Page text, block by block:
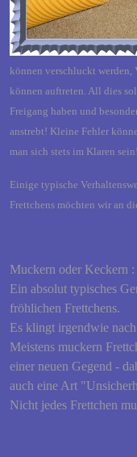
können verschluckt
können auftreten. All dies
Freigang haben und
anstrebt! Kleine Fehler
man sich stets im Klaren sein!
Einige typische
Frettchens möchten wir an
Muckern oder Keckern :
Ein absolut typisches
fröhlichen Frettchens.
Es klingt irgendwie
Meistens muckern
einer neuen Gegend -
auch eine Art
Nicht jedes Frettchen